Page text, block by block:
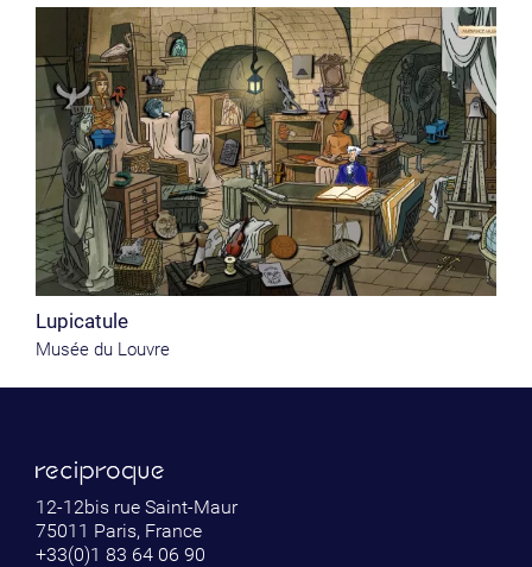
Lupicatule
Musée du Louvre
12-12bis rue Saint-Maur
75011 Paris, France
+33(0)1 83 64 06 90